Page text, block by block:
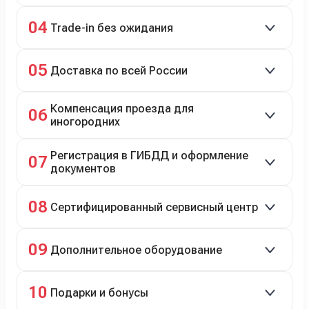
04 Trade-in без ожидания
05 Доставка по всей России
06 Компенсация проезда для
иногородних
07 Регистрация в ГИБДД и оформление
документов
08 Сертифицированный сервисный центр
технический ремонт.
09 Дополнительное оборудование
10 Подарки и бонусы